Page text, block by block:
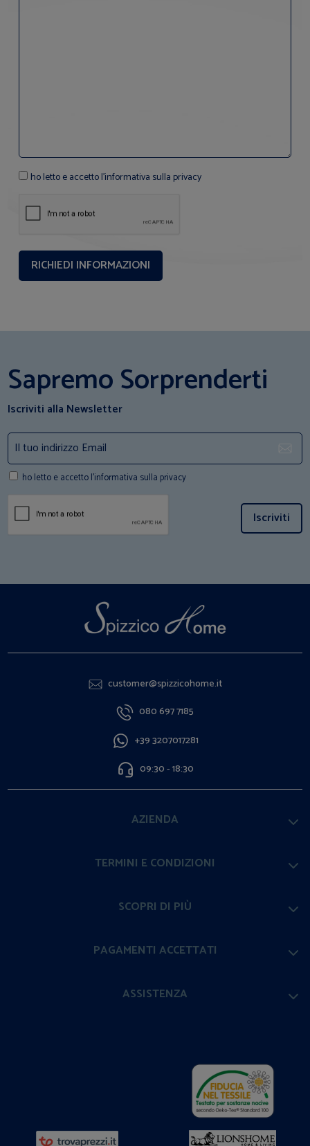
ho letto e accetto l'informativa sulla privacy
Sapremo Sorprenderti
Iscriviti alla Newsletter
ho letto e accetto l'informativa sulla privacy
Iscriviti
customer@spizzicohome.it
080 697 7185
+39 3207017281
09:30 - 18:30
AZIENDA
TERMINI E CONDIZIONI
SCOPRI DI PIÙ
PAGAMENTI ACCETTATI
ASSISTENZA